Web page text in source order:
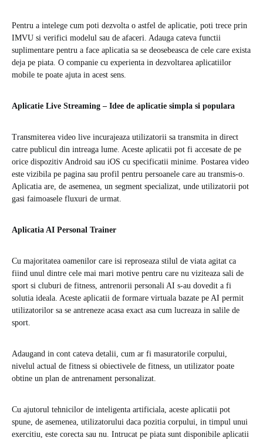
Pentru a intelege cum poti dezvolta o astfel de aplicatie, poti trece prin
IMVU si verifici modelul sau de afaceri. Adauga cateva functii
suplimentare pentru a face aplicatia sa se deosebeasca de cele care exista
deja pe piata. O companie cu experienta in dezvoltarea aplicatiilor
mobile te poate ajuta in acest sens.
Aplicatie Live Streaming – Idee de aplicatie simpla si populara
Transmiterea video live incurajeaza utilizatorii sa transmita in direct
catre publicul din intreaga lume. Aceste aplicatii pot fi accesate de pe
orice dispozitiv Android sau iOS cu specificatii minime. Postarea video
este vizibila pe pagina sau profil pentru persoanele care au transmis-o.
Aplicatia are, de asemenea, un segment specializat, unde utilizatorii pot
gasi faimoasele fluxuri de urmat.
Aplicatia AI Personal Trainer
Cu majoritatea oamenilor care isi reproseaza stilul de viata agitat ca
fiind unul dintre cele mai mari motive pentru care nu viziteaza sali de
sport si cluburi de fitness, antrenorii personali AI s-au dovedit a fi
solutia ideala. Aceste aplicatii de formare virtuala bazate pe AI permit
utilizatorilor sa se antreneze acasa exact asa cum lucreaza in salile de
sport.
Adaugand in cont cateva detalii, cum ar fi masuratorile corpului,
nivelul actual de fitness si obiectivele de fitness, un utilizator poate
obtine un plan de antrenament personalizat.
Cu ajutorul tehnicilor de inteligenta artificiala, aceste aplicatii pot
spune, de asemenea, utilizatorului daca pozitia corpului, in timpul unui
exercitiu, este corecta sau nu. Intrucat pe piata sunt disponibile aplicatii